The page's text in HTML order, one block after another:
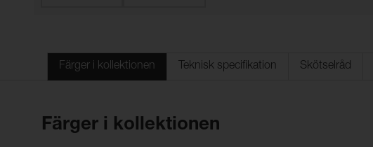
Färger i kollektionen Teknisk specifikation Skötselråd
Färger i kollektionen